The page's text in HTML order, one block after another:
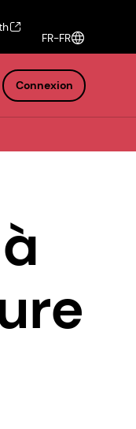
FR-FR
Connexion